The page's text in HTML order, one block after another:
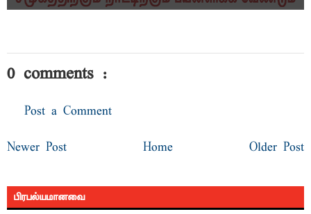
0 comments :
Post a Comment
Newer Post Older Post
Home
பிரபல்யமானவை